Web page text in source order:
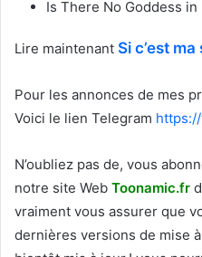
Is There No Goddess in
Lire maintenant Si c’est
Pour les annonces de mes
Voici le lien Telegram
N’oubliez pas de, vous
notre site Web Toonamic.fr
vraiment vous assurer que
dernières versions de mise